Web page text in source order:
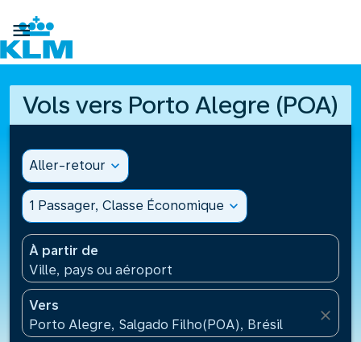

Vols vers Porto Alegre (POA)
Aller-retour expand_more
1 Passager, Classe Économique expand_more
À partir de
Ville, pays ou aéroport
Vers
Porto Alegre, Salgado Filho(POA), Brésil
close